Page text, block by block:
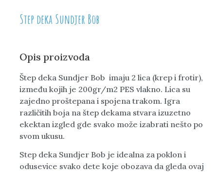
Step deka Sundjer Bob
Opis proizvoda
Štep deka Sundjer Bob imaju 2 lica (krep i frotir),
između kojih je 200gr/m2 PES vlakno. Lica su
zajedno proštepana i spojena trakom. Igra
različitih boja na štep dekama stvara izuzetno
ekektan izgled gde svako može izabrati nešto po
svom ukusu.
Step deka Sundjer Bob je idealna za poklon i
odusevice svako dete koje obozava da gleda ovaj